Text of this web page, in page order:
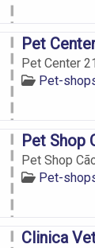
Pet
Pet Center
Pet-
Pet Shop
Pet Shop
Pet-
Clinica